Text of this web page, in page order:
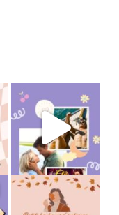
Et si on se partageait en